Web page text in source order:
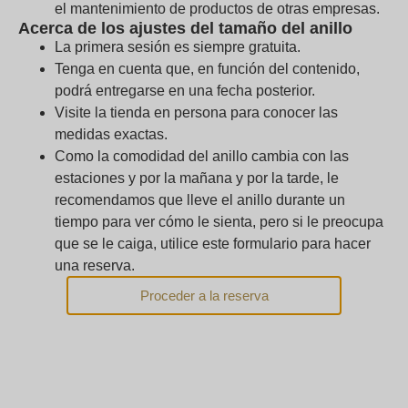
23 24 25 26 27 28 29
30 31 1 2 3
el mantenimiento de productos de otras empresas.
Acerca de los ajustes del tamaño del anillo
La primera sesión es siempre gratuita.
Tenga en cuenta que, en función del contenido,
podrá entregarse en una fecha posterior.
Visite la tienda en persona para conocer las
medidas exactas.
Como la comodidad del anillo cambia con las
estaciones y por la mañana y por la tarde, le
recomendamos que lleve el anillo durante un
tiempo para ver cómo le sienta, pero si le preocupa
que se le caiga, utilice este formulario para hacer
una reserva.
Proceder a la reserva